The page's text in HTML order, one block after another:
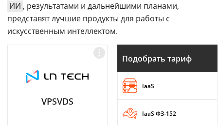
ИИ , результатами и дальнейшими планами,
представят лучшие продукты для работы с
искусственным интеллектом.
VPSVDS
Подобрать тариф
IaaS
IaaS ФЗ-152